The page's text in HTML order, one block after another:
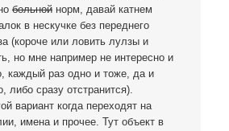
больной норм, давай катнем
в нескучке без переднего
(короче или ловить лулзы и
но мне например не интересно и
каждый раз одно и тоже, да и
либо сразу отстранится).
вариант когда переходят на
имена и прочее. Тут объект в